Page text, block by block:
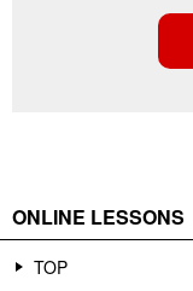
ONLINE LESSONS
TOP